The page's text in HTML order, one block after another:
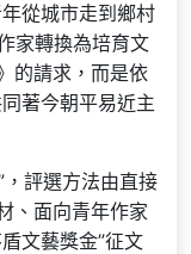
從城市走到鄉村
家轉換為培育文
的請求，而是依
著今朝平易近主
，評選方法由直接
、面向青年作家
文藝獎金”征文